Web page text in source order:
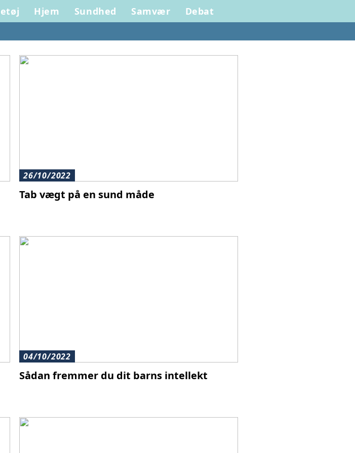
Hjem Sundhed Samvær Debat
26/10/2022
Tab vægt på en sund måde
04/10/2022
Sådan fremmer du dit barns intellekt